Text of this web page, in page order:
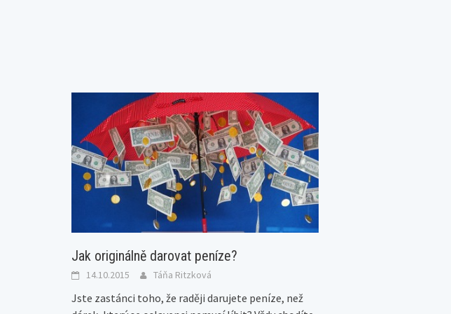
Jak originálně darovat peníze?
14.10.2015 Táňa Ritzková
Jste zastánci toho, že raději darujete peníze, než